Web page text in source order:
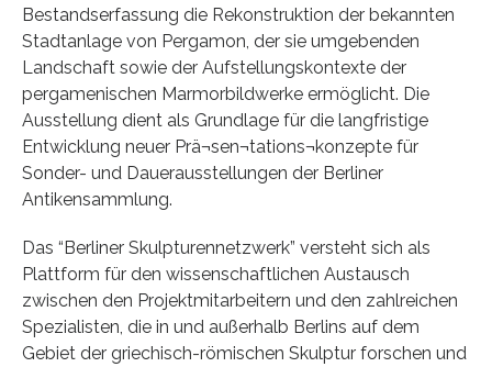
Bestandserfassung die Rekonstruktion der bekannten
Stadtanlage von Pergamon, der sie umgebenden
Landschaft sowie der Aufstellungskontexte der
pergamenischen Marmorbildwerke ermöglicht. Die
Ausstellung dient als Grundlage für die langfristige
Entwicklung neuer Prä¬sen¬tations¬konzepte für
Sonder- und Dauerausstellungen der Berliner
Antikensammlung.
Das “Berliner Skulpturennetzwerk” versteht sich als
Plattform für den wissenschaftlichen Austausch
zwischen den Projektmitarbeitern und den zahlreichen
Spezialisten, die in und außerhalb Berlins auf dem
Gebiet der griechisch-römischen Skulptur forschen und